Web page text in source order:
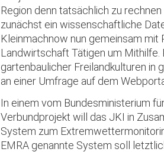
Region denn tatsächlich zu
zunächst ein wissenschaftliche
Kleinmachnow nun gemeinsam
Landwirtschaft Tätigen um
gartenbaulicher Freilandkulturen in
an einer Umfrage auf dem
In einem vom Bundesministerium
Verbundprojekt will das JKI in
System zum
EMRA genannte System soll